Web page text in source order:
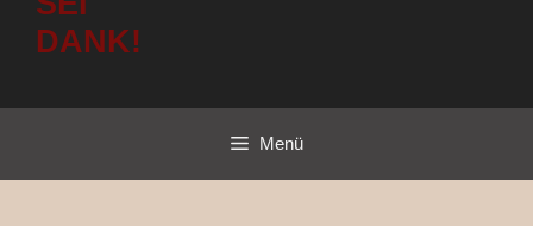
DANK!
Menü